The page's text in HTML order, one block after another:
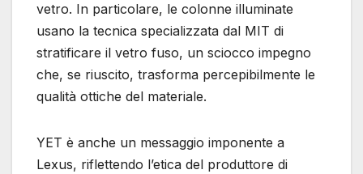
vetro. In particolare, le colonne illuminate
usano la tecnica specializzata dal MIT di
stratificare il vetro fuso, un sciocco impegno
che, se riuscito, trasforma percepibilmente le
qualità ottiche del materiale.
YET è anche un messaggio imponente a
Lexus, riflettendo l’etica del produttore di